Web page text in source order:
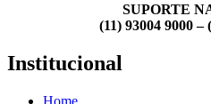
SUPORTE
(11) 93004 9000 –
Institucional
Home